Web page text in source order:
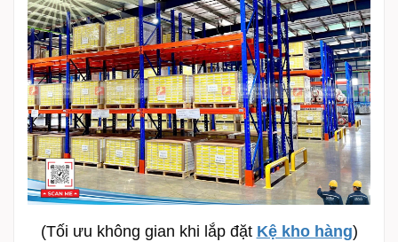
(Tối ưu không gian khi lắp đặt Kệ kho hàng)